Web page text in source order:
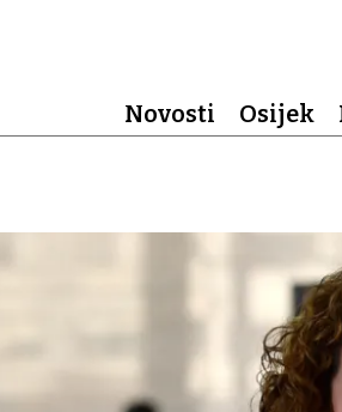
Novosti Osijek